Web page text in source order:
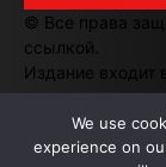
© Все права
ссылкой.
Издание входит
We use
experience on